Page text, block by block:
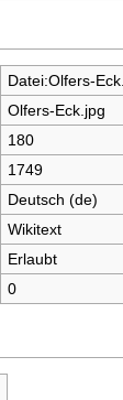
Datei:Olfers-
Olfers-Eck.jpg
180
1749
Deutsch (de)
Wikitext
Erlaubt
0